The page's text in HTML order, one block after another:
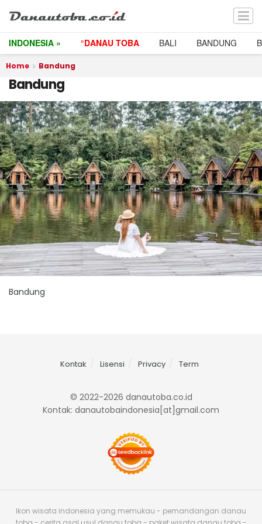
INDONESIA » °DANAU TOBA BALI BANDUNG
Home Bandung
Bandung
Bandung
Kontak Lisensi Privacy Term
© 2022-2026 danautoba.co.id
Kontak: danautobaindonesia[at]gmail.com
Ikon wisata indonesia yang memukau - pemandangan danau